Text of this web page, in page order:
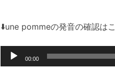
レ
ー
⬇️une pommeの発音の確認は
声
00:00